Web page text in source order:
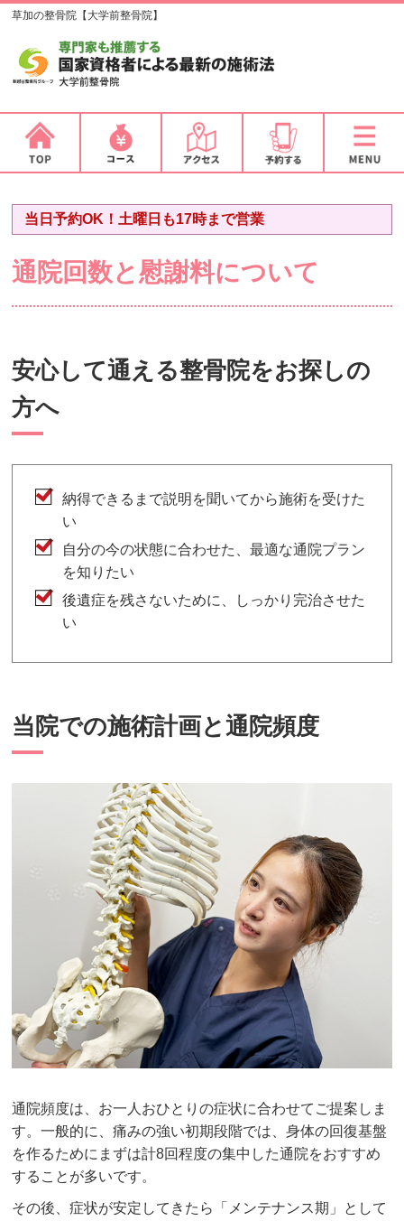
草加の整骨院【大学前整骨院】
当日予約OK！土曜日も17時まで営業
通院回数と慰謝料について
安心して通える整骨院をお探しの
方へ
納得できるまで説明を聞いてから施術を受けた
い
自分の今の状態に合わせた、最適な通院プラン
を知りたい
後遺症を残さないために、しっかり完治させた
い
当院での施術計画と通院頻度
通院頻度は、お一人おひとりの症状に合わせてご提案しま
す。一般的に、痛みの強い初期段階では、身体の回復基盤
を作るためにまずは計8回程度の集中した通院をおすすめ
することが多いです。
その後、症状が安定してきたら「メンテナンス期」として